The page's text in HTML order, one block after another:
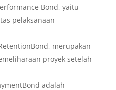
Bond, yaitu
pelaksanaan
merupakan
proyek setelah
adalah